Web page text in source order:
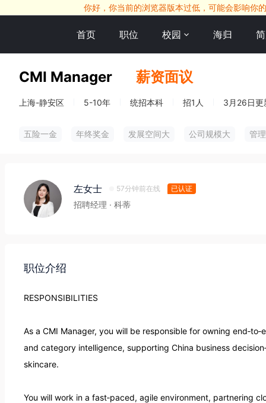
你好，你当前的浏览器版本过低，可能会影响你
首页 职位 校园 海归
CMI Manager 薪资面议
上海-静安区 5-10年 统招本科 招1人 3月26日更
五险一金 年终奖金 发展空间大 公司规模大 管
左女士 57分钟前在线 已认证
招聘经理 · 科蒂
职位介绍
RESPONSIBILITIES
As a CMI Manager, you will be responsible for owning
and category intelligence, supporting China business
skincare.
You will work in a fast‑paced, agile environment, partnering